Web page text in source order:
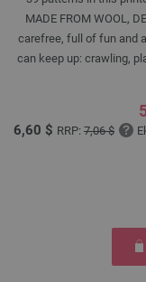
MADE FROM WOOL,
carefree, full of fun and
can keep up: crawling,
6,60 $ RRP: 7,06 $